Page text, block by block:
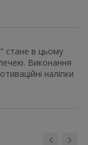
стане в цьому
Виконання
наліпки